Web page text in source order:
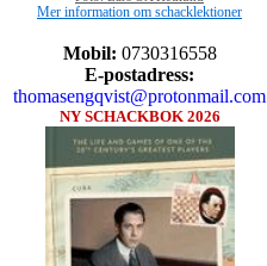
Mer information om schacklektioner
Mobil: 0730316558
E-postadress:
thomasengqvist@protonmail.com
NY SCHACKBOK 2026